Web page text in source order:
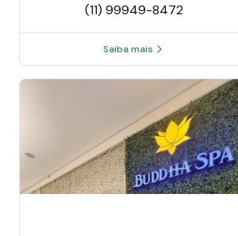
(11) 99949-8472
Saiba mais